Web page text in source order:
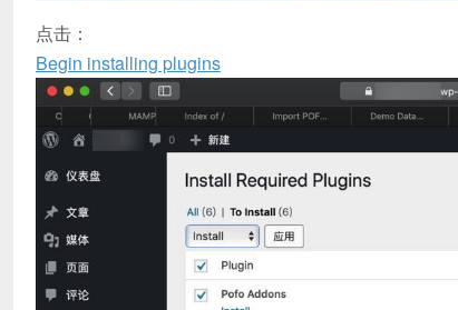
点击：
Begin installing plugins